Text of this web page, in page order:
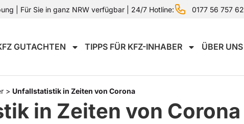
| Für Sie in ganz NRW verfügbar | 24/7 Hotline: 0177 56 757 62
GUTACHTEN TIPPS FÜR KFZ-INHABER ÜBER UNS
> Unfallstatistik in Zeiten von Corona
in Zeiten von Corona